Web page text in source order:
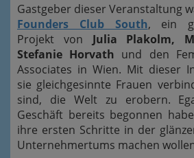
Gastgeber dieser Veranstaltung
Founders Club South, ein
Projekt von Julia Plakolm,
Stefanie Horvath und den
Associates in Wien. Mit dieser
sie gleichgesinnte Frauen
sind, die Welt zu erobern.
Geschäft bereits begonnen
ihre ersten Schritte in der
Unternehmertums machen